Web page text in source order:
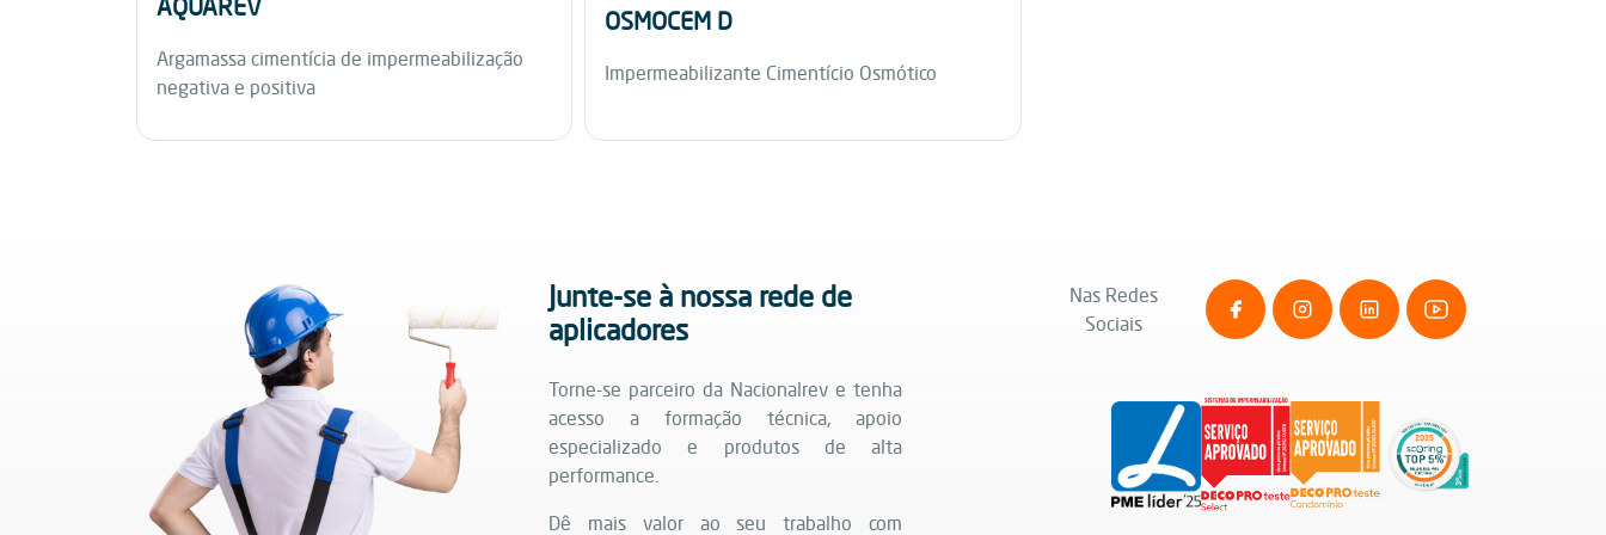
AQUAREV
Argamassa cimentícia de impermeabilização
negativa e positiva
OSMOCEM D
Impermeabilizante Cimentício Osmótico
Junte-se à nossa rede de
aplicadores
Torne-se parceiro da Nacionalrev e tenha
acesso a formação técnica, apoio
especializado e produtos de alta
performance.
Dê mais valor ao seu trabalho com
Nas Redes
Sociais